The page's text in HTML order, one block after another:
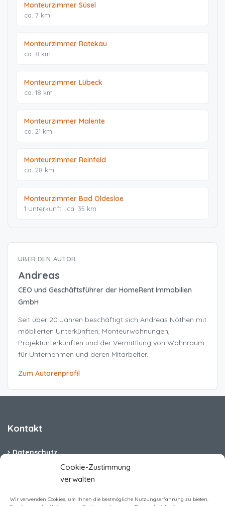
Cookie-Zustimmung
verwalten
Wir verwenden Cookies, um Ihnen die bestmögliche Nutzungserfahrung zu bieten.
Monteurzimmer Süsel
ca. 7 km
Monteurzimmer Ratekau
ca. 8 km
Monteurzimmer Lübeck
ca. 18 km
Monteurzimmer Malente
ca. 21 km
Monteurzimmer Reinfeld
ca. 28 km
Monteurzimmer Bad Oldesloe
1 Unterkunft · ca. 35 km
ÜBER DEN AUTOR
Andreas
CEO und Geschäftsführer der HomeRent Immobilien
GmbH
Seit über 20 Jahren beschäftigt sich Andreas Nöthen mit
möblierten Unterkünften, Monteurwohnungen,
Projektunterkünften und der Vermittlung von Wohnraum
für Unternehmen und deren Mitarbeiter.
Zum Autorenprofil
Kontakt
Datenschutz
Cookie-Richtlinie (EU)
Barrierefreiheit